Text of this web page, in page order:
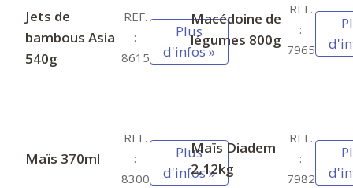
Jets de
bambous Asia
540g
REF.
:
8615
Plus
d'infos »
Macédoine de
légumes 800g
REF.
:
7965
Maïs 370ml
REF.
:
8300
Plus
d'infos »
Maïs Diadem
2,12kg
REF.
:
7982